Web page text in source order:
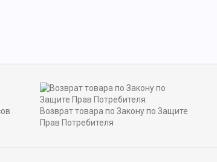
Возврат товара по Закону по Защите
Прав Потребителя